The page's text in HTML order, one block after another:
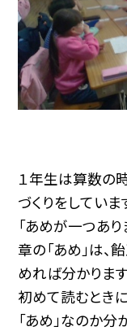
１年生は算数の
づくりをしていま
「あめが一つあり
章の「あめ」は、
めれば分かります
初めて読むとき
「あめ」なのか分